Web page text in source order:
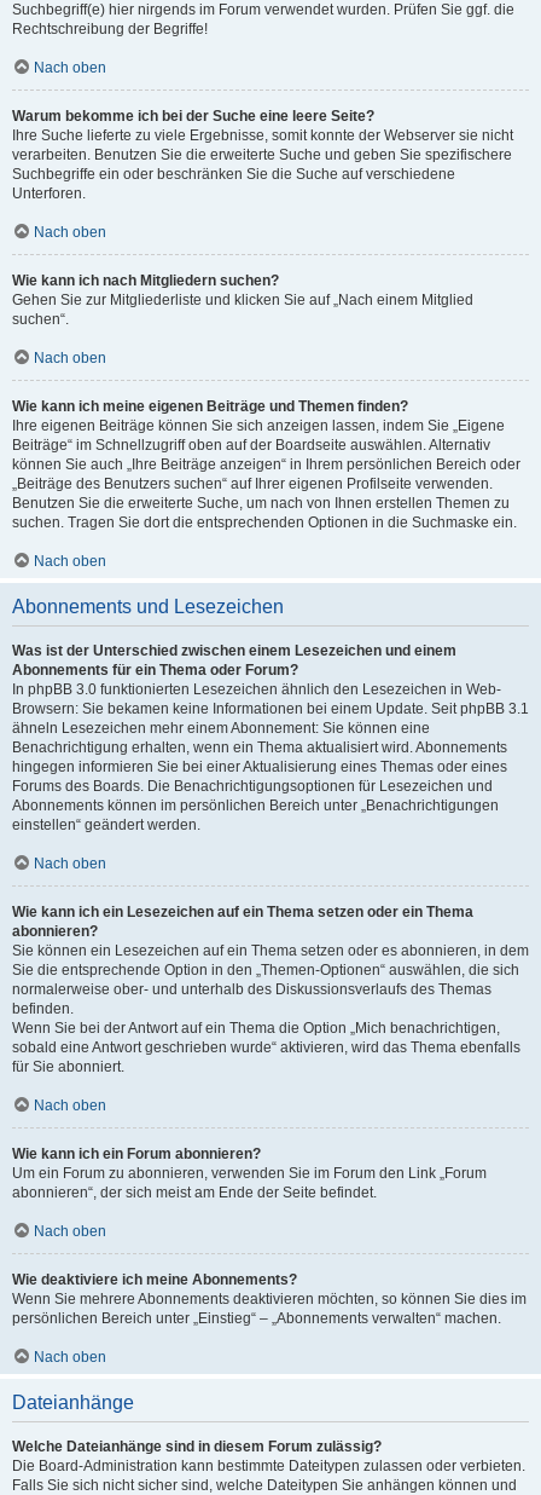
Suchbegriff(e) hier nirgends im Forum verwendet wurden. Prüfen Sie ggf. die
Rechtschreibung der Begriffe!
Nach oben
Warum bekomme ich bei der Suche eine leere Seite?
Ihre Suche lieferte zu viele Ergebnisse, somit konnte der Webserver sie nicht
verarbeiten. Benutzen Sie die erweiterte Suche und geben Sie spezifischere
Suchbegriffe ein oder beschränken Sie die Suche auf verschiedene
Unterforen.
Nach oben
Wie kann ich nach Mitgliedern suchen?
Gehen Sie zur Mitgliederliste und klicken Sie auf „Nach einem Mitglied
suchen“.
Nach oben
Wie kann ich meine eigenen Beiträge und Themen finden?
Ihre eigenen Beiträge können Sie sich anzeigen lassen, indem Sie „Eigene
Beiträge“ im Schnellzugriff oben auf der Boardseite auswählen. Alternativ
können Sie auch „Ihre Beiträge anzeigen“ in Ihrem persönlichen Bereich oder
„Beiträge des Benutzers suchen“ auf Ihrer eigenen Profilseite verwenden.
Benutzen Sie die erweiterte Suche, um nach von Ihnen erstellen Themen zu
suchen. Tragen Sie dort die entsprechenden Optionen in die Suchmaske ein.
Nach oben
Abonnements und Lesezeichen
Was ist der Unterschied zwischen einem Lesezeichen und einem
Abonnements für ein Thema oder Forum?
In phpBB 3.0 funktionierten Lesezeichen ähnlich den Lesezeichen in Web-
Browsern: Sie bekamen keine Informationen bei einem Update. Seit phpBB 3.1
ähneln Lesezeichen mehr einem Abonnement: Sie können eine
Benachrichtigung erhalten, wenn ein Thema aktualisiert wird. Abonnements
hingegen informieren Sie bei einer Aktualisierung eines Themas oder eines
Forums des Boards. Die Benachrichtigungsoptionen für Lesezeichen und
Abonnements können im persönlichen Bereich unter „Benachrichtigungen
einstellen“ geändert werden.
Nach oben
Wie kann ich ein Lesezeichen auf ein Thema setzen oder ein Thema
abonnieren?
Sie können ein Lesezeichen auf ein Thema setzen oder es abonnieren, in dem
Sie die entsprechende Option in den „Themen-Optionen“ auswählen, die sich
normalerweise ober- und unterhalb des Diskussionsverlaufs des Themas
befinden.
Wenn Sie bei der Antwort auf ein Thema die Option „Mich benachrichtigen,
sobald eine Antwort geschrieben wurde“ aktivieren, wird das Thema ebenfalls
für Sie abonniert.
Nach oben
Wie kann ich ein Forum abonnieren?
Um ein Forum zu abonnieren, verwenden Sie im Forum den Link „Forum
abonnieren“, der sich meist am Ende der Seite befindet.
Nach oben
Wie deaktiviere ich meine Abonnements?
Wenn Sie mehrere Abonnements deaktivieren möchten, so können Sie dies im
persönlichen Bereich unter „Einstieg“ – „Abonnements verwalten“ machen.
Nach oben
Dateianhänge
Welche Dateianhänge sind in diesem Forum zulässig?
Die Board-Administration kann bestimmte Dateitypen zulassen oder verbieten.
Falls Sie sich nicht sicher sind, welche Dateitypen Sie anhängen können und